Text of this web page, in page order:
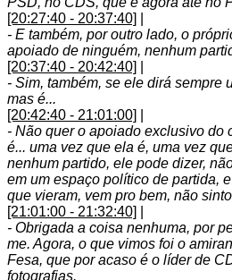
[20:27:40 - 20:37:40]
- E também, por outro lado, o
apoiado de ninguém, nenhum
[20:37:40 - 20:42:40]
- Sim, também, se ele dirá sempre
mas é...
[20:42:40 - 21:01:00]
- Não quer o apoiado exclusivo do
é... uma vez que ela é, uma vez
nenhum partido, ele pode dizer,
em um espaço político de partida,
que vieram, vem pro bem, não
[21:01:00 - 21:32:40]
- Obrigada a coisa nenhuma, por
me. Agora, o que vimos foi o
Fesa, que por acaso é o líder de
fotografias.